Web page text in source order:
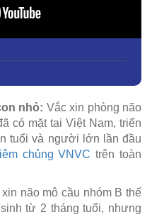
nhỏ: Vắc xin phòng não
có mặt tại Việt Nam, triển
tuổi và người lớn lần đầu
chủng VNVC trên toàn
não mô cầu nhóm B thế
từ 2 tháng tuổi, nhưng